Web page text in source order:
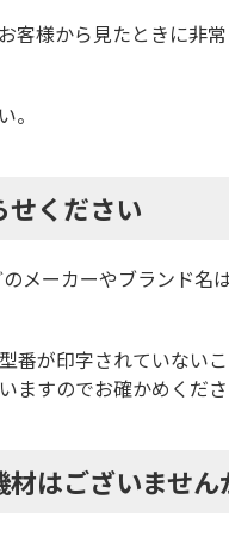
客様から見たときに非
。
せください
メーカーやブランド
番が印字されていない
すのでお確かめくださ
はございません